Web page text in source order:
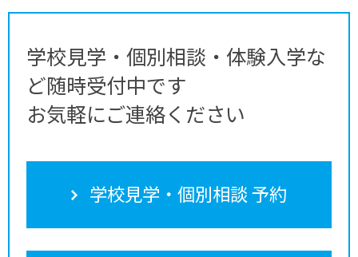
学校見学・個別相談・体験入学な
ど随時受付中です
お気軽にご連絡ください
学校見学・個別相談 予約